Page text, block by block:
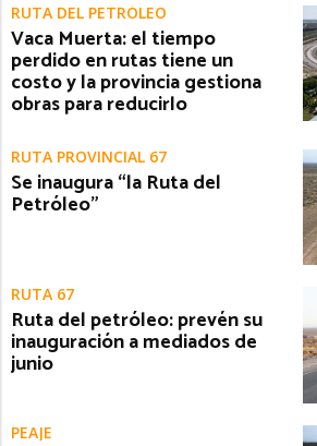
RUTA DEL PETRÓLEO
Vaca Muerta: el tiempo
perdido en rutas tiene un
costo y la provincia gestiona
obras para reducirlo
RUTA PROVINCIAL 67
Se inaugura “la Ruta del
Petróleo”
RUTA 67
Ruta del petróleo: prevén su
inauguración a mediados de
junio
PEAJE